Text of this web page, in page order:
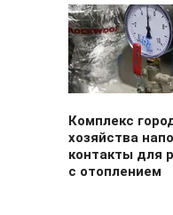
Комплекс
хозяйства
контакты для
с отоплением